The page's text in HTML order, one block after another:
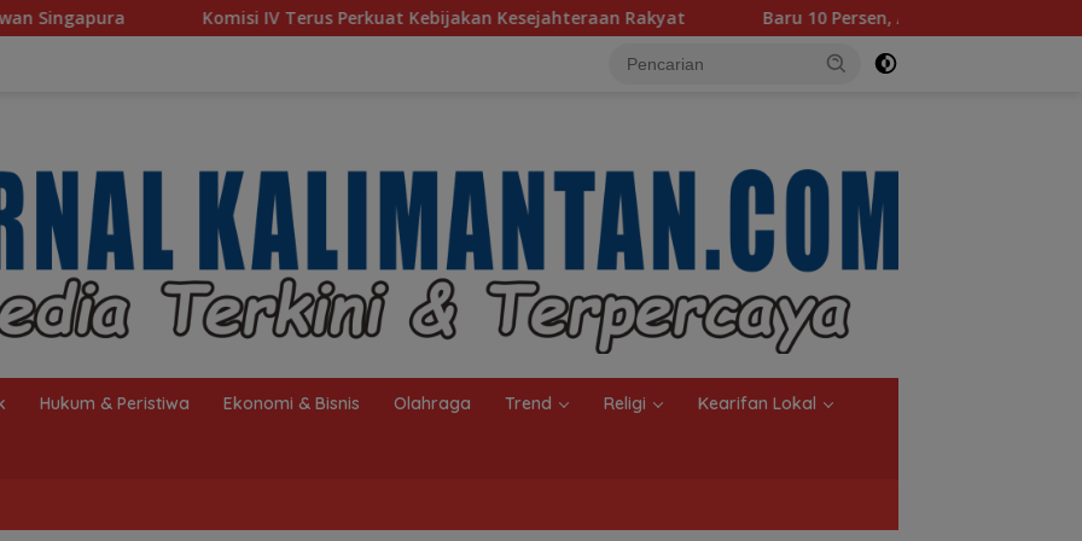
IV Terus Perkuat Kebijakan Kesejahteraan Rakyat Baru 10 Persen, Aktivasi IKD Banjarmasin Didorong Tuntas 90
Hukum & Peristiwa Ekonomi & Bisnis Olahraga Trend Religi Kearifan Lokal